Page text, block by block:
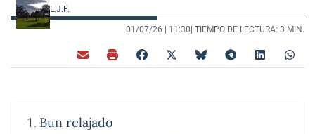
L.J.F.
01/07/26 | 11:30 | TIEMPO DE LECTURA: 3 MIN.
Bun relajado